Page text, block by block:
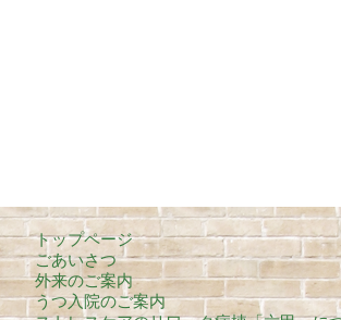
トップページ
ごあいさつ
外来のご案内
うつ入院のご案内